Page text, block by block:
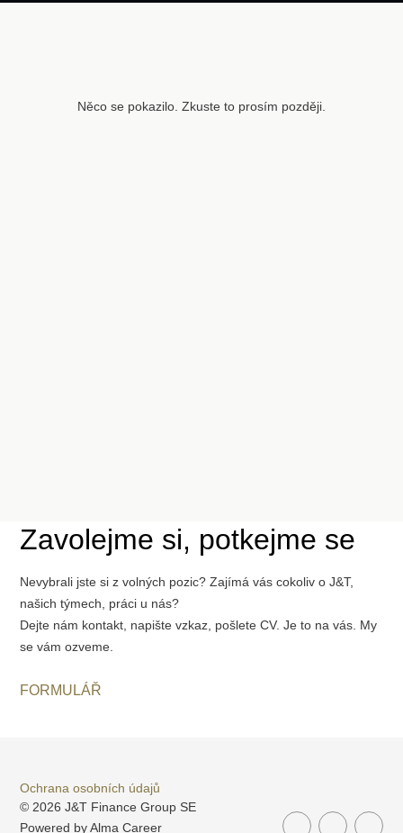
Něco se pokazilo. Zkuste to prosím později.
Zavolejme si, potkejme se
Nevybrali jste si z volných pozic? Zajímá vás cokoliv o J&T,
našich týmech, práci u nás?
Dejte nám kontakt, napište vzkaz, pošlete CV. Je to na vás. My
se vám ozveme.
FORMULÁŘ
© 2026 J&T Finance Group SE
Powered byAlma Career
Ochrana osobních údajů